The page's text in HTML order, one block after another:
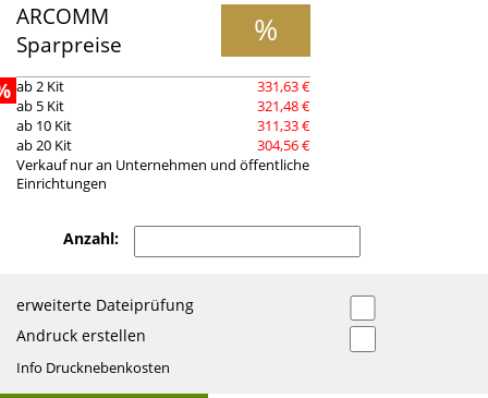
ARCOMM
Sparpreise
%
ab 2 Kit
331,63 €
ab 5 Kit
321,48 €
ab 10 Kit
311,33 €
ab 20 Kit
304,56 €
Verkauf nur an Unternehmen und öffentliche
Einrichtungen
Anzahl:
erweiterte Dateiprüfung
Andruck erstellen
Info Drucknebenkosten